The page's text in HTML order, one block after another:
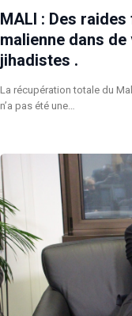
MALI : Des
malienne dans
jihadistes .
La récupération totale du
n’a pas été une…